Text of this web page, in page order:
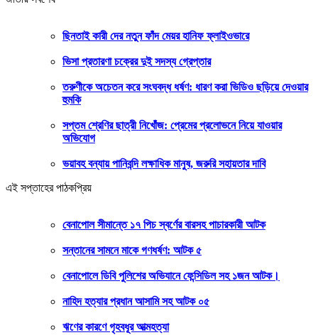
ছিনতাই কারী দের নতুন ফাঁদ মেয়র হানিফ ফ্লাইওভারে
ভিসা প্রতারণা চক্রের দুই সদস্য গ্রেপ্তার
তরুণীকে অচেতন করে সংঘবদ্ধ ধর্ষণ: ধারণ করা ভিডিও ছড়িয়ে দেওয়ার
হুমকি
সপ্তম শ্রেণির ছাত্রী নিখোঁজ: প্রেমের প্রলোভনে নিয়ে যাওয়ার
অভিযোগ
ভয়াবহ বন্যায় পানিবন্দি লক্ষাধিক মানুষ, জরুরি সহায়তার দাবি
এই সপ্তাহের পাঠকপ্রিয়
বেনাপোল সীমান্তে ১৭ পিচ স্বর্ণের বারসহ পাচারকারী আটক
সন্তানের সামনে মাকে গণধর্ষণ: আটক ৫
বেনাপোলে ডিবি পুলিশের অভিযানে ফেন্সিডিল সহ ১জন আটক।
নাহিদ হত্যার প্রধান আসামি সহ আটক ০৫
ঋণের কারণে গৃহবধূর আত্মহত্যা